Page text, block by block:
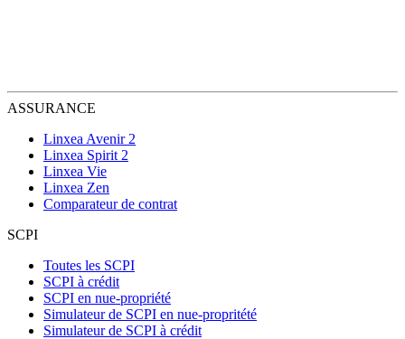
ASSURANCE
Linxea Avenir 2
Linxea Spirit 2
Linxea Vie
Linxea Zen
Comparateur de contrat
SCPI
Toutes les SCPI
SCPI à crédit
SCPI en nue-propriété
Simulateur de SCPI en nue-propritété
Simulateur de SCPI à crédit